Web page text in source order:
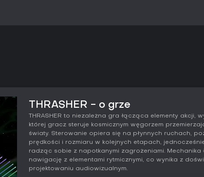
THRASHER - o grze
THRASHER to niezależna gra łącząca elementy akcji,
której gracz steruje kosmicznym węgorzem
światy. Sterowanie opiera się na płynnych ruchach,
prędkości i rozmiaru w kolejnych etapach,
radząc sobie z napotkanymi zagrożeniami. Mechanika
nawigację z elementami rytmicznymi, co wynika z
projektowaniu audiowizualnym.